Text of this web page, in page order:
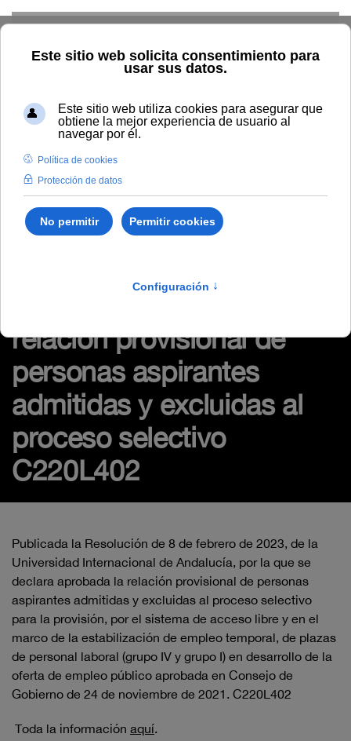
Inicio Tablón de anuncios de RRHH
Resolución núm.
23/2023, de 8 de febrero, por la que se declara aprobada la
al proceso selectivo C220L402
Resolución núm. 23/2023,
relación provisional de
personas aspirantes
admitidas y excluidas al
proceso selectivo
C220L402
Publicada la Resolución de 8 de febrero de 2023, de la
Universidad Internacional de Andalucía, por la que se
declara aprobada la relación provisional de personas
aspirantes admitidas y excluidas al proceso selectivo
para la provisión, por el sistema de acceso libre y en el
marco de la estabilización de empleo temporal, de plazas
de personal laboral (grupo IV y grupo I) en desarrollo de la
oferta de empleo público aprobada en Consejo de
Gobierno de 24 de noviembre de 2021. C220L402
Toda la información aquí.